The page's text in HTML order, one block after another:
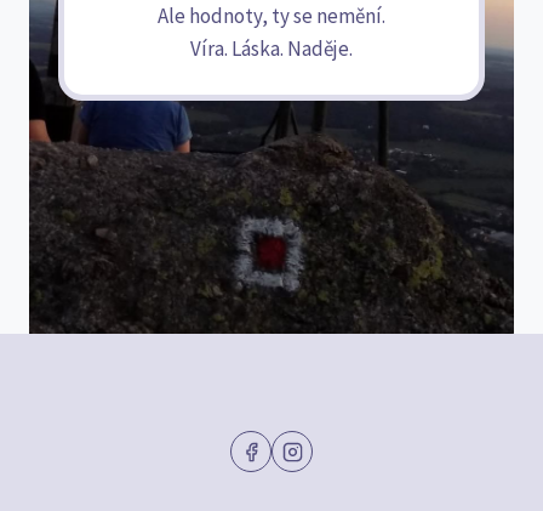
Ale hodnoty, ty se nemění.
Víra. Láska. Naděje.